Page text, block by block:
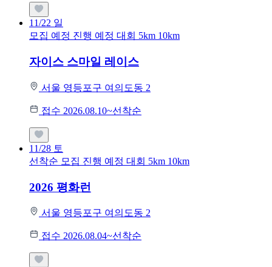
11/22 일
모집 예정 진행 예정 대회 5km 10km
자이스 스마일 레이스
서울 영등포구 여의도동 2
접수 2026.08.10~선착순
11/28 토
선착순 모집 진행 예정 대회 5km 10km
2026 평화런
서울 영등포구 여의도동 2
접수 2026.08.04~선착순